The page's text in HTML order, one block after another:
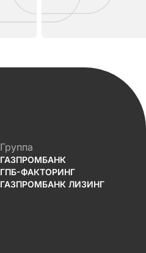
Группа
ГАЗПРОМБАНК
ГПБ-ФАКТОРИНГ
ГАЗПРОМБАНК ЛИЗИНГ